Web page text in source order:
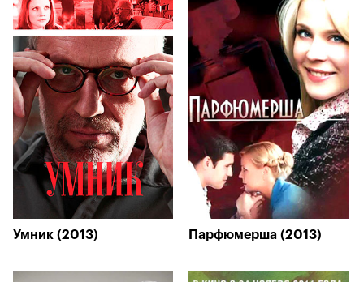
Умник (2013) Парфюмерша (2013)